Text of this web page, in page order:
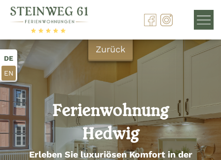
DE
EN
Ferienwohnung
Hedwig
Erleben Sie luxuriösen Komfort in der
Zurück